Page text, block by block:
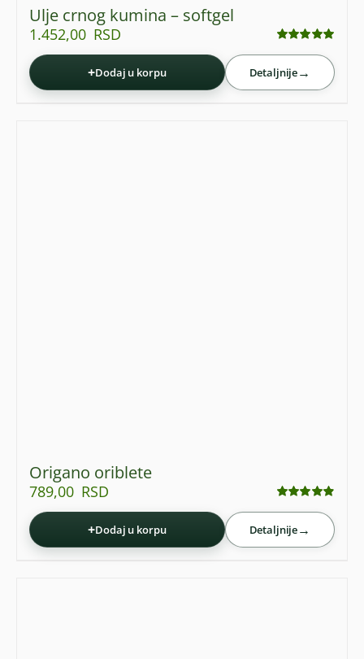
Ulje crnog kumina – softgel
1.452,00 RSD
+Dodaj u korpu Detaljnije→
Origano oriblete
789,00 RSD
+Dodaj u korpu Detaljnije→